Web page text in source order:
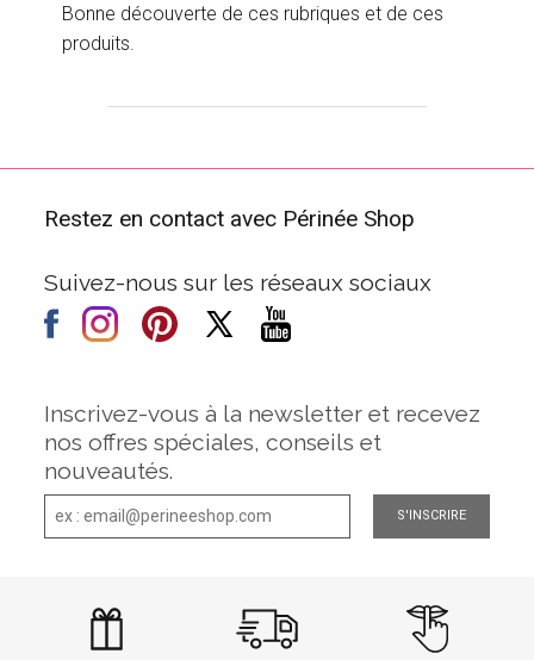
Bonne découverte de ces rubriques et de ces
produits.
Restez en contact avec Périnée Shop
Suivez-nous sur les réseaux sociaux
Inscrivez-vous à la newsletter et recevez
nos offres spéciales, conseils et
nouveautés.
S'INSCRIRE